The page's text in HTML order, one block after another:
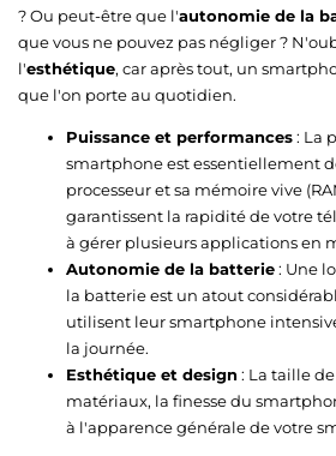
? Ou peut-être que l'autonomie de la
que vous ne pouvez pas négliger ?
l'esthétique, car après tout, un
que l'on porte au quotidien.
Puissance et performances: La
smartphone est essentiellement
processeur et sa mémoire vive
garantissent la rapidité de votre
à gérer plusieurs applications en
Autonomie de la batterie: Une
la batterie est un atout
utilisent leur smartphone
la journée.
Esthétique et design: La taille
matériaux, la finesse du
à l'apparence générale de votre